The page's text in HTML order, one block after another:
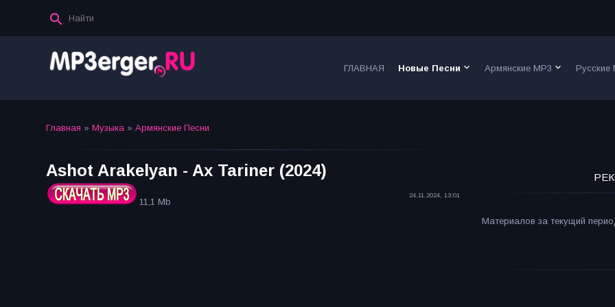
ГЛАВНАЯ Новые Песни keyboard_arrow_down Армянские MP3 keyboard_arrow_down Русские
Главная » Музыка » Армянские Песни
Ashot Arakelyan - Ax Tariner (2024)
11,1 Mb
24.11.2024, 13:01
Материалов за текущий